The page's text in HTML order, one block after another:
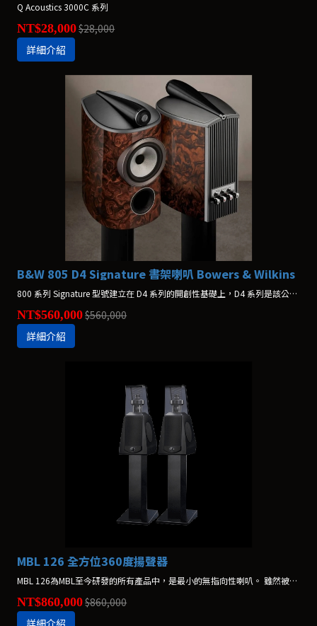
Q Acoustics 3000C 系列
NT$28,000$28,000
詳細介紹
B&W 805 D4 Signature 書架喇叭 Bowers & Wilkins
800 系列 Signature 型號建立在 D4 系列的開創性基礎上，D4 系列是該公司迄今為止最先進的揚聲器系列。全新 800 D4 Signature 系列將創新技術、永恆的設計和對細節的無限關注融為一體，打造出絕對的參考。
NT$560,000$560,000
詳細介紹
MBL 126 全方位360度揚聲器
MBL 126為MBL至今研發的所有產品中，是最小的無指向性喇叭。 雖然被定位為入門級的產品，但是以可發揮充沛能量的大喇叭結構來設計。*不含腳架，腳架另購
NT$860,000$860,000
詳細介紹